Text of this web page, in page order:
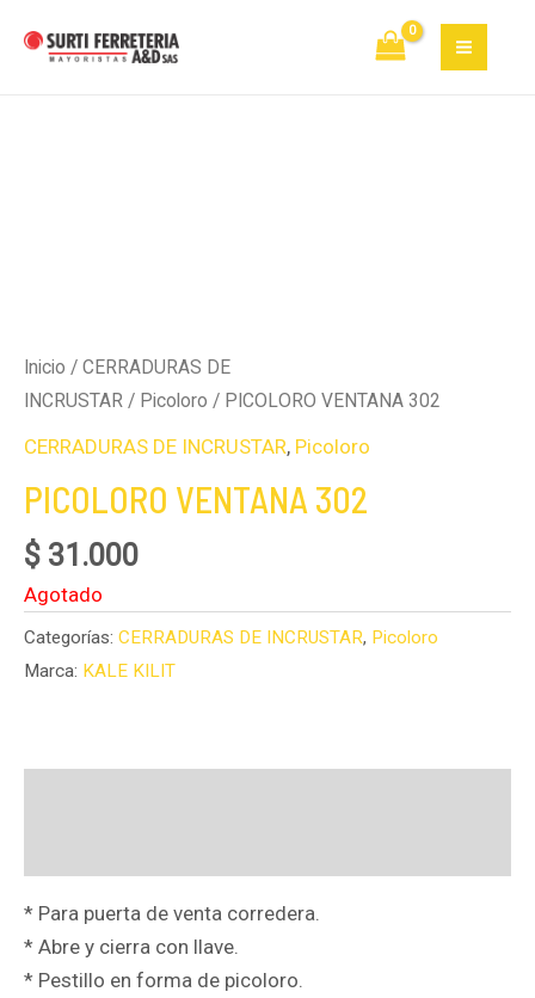
Inicio / CERRADURAS DE
INCRUSTAR / Picoloro / PICOLORO VENTANA 302
CERRADURAS DE INCRUSTAR, Picoloro
PICOLORO VENTANA 302
$ 31.000
Agotado
Categorías: CERRADURAS DE INCRUSTAR, Picoloro
Marca: KALE KILIT
* Para puerta de venta corredera.
* Abre y cierra con llave.
* Pestillo en forma de picoloro.